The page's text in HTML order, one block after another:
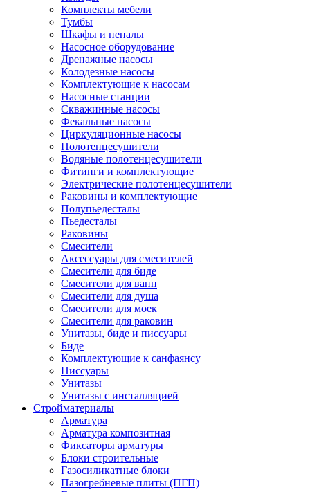
Комплекты мебели
Тумбы
Шкафы и пеналы
Насосное оборудование
Дренажные насосы
Колодезные насосы
Комплектующие к насосам
Насосные станции
Скважинные насосы
Фекальные насосы
Циркуляционные насосы
Полотенцесушители
Водяные полотенцесушители
Фитинги и комплектующие
Электрические полотенцесушители
Раковины и комплектующие
Полупьедесталы
Пьедесталы
Раковины
Смесители
Аксессуары для смесителей
Смесители для биде
Смесители для ванн
Смесители для душа
Смесители для моек
Смесители для раковин
Унитазы, биде и писсуары
Биде
Комплектующие к санфаянсу
Писсуары
Унитазы
Унитазы с инсталляцией
Стройматериалы
Арматура
Арматура композитная
Фиксаторы арматуры
Блоки строительные
Газосиликатные блоки
Пазогребневые плиты (ПГП)